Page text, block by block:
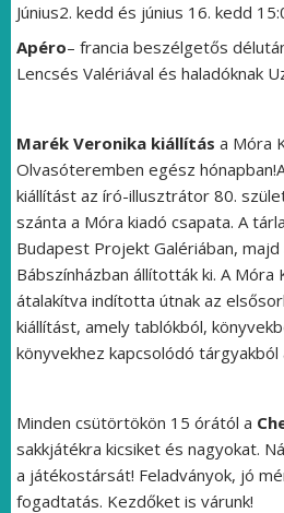
Június2. kedd és június 16. kedd
Apéro– francia beszélgetős
Lencsés Valériával és haladóknak
Marék Veronika kiállítás a Móra
Olvasóteremben egész
kiállítást az író-illusztrátor 80.
szánta a Móra kiadó csapata. A
Budapest Projekt Galériában,
Bábszínházban állították ki. A Móra
átalakítva indította útnak az
kiállítást, amely tablókból,
könyvekhez kapcsolódó tárgyakból
Minden csütörtökön 15 órától a
sakkjátékra kicsiket és nagyokat.
a játékostársát! Feladványok, jó
fogadtatás. Kezdőket is várunk!